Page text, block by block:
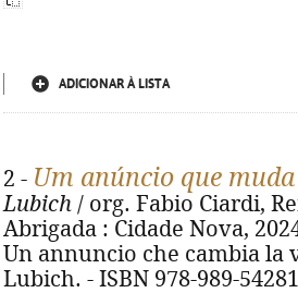
ADICIONAR À LISTA
2 - Um anúncio que
Lubich / org. Fabio Ciardi,
Abrigada : Cidade Nova,
Un annuncio che cambia la
Lubich. - ISBN 978-989-